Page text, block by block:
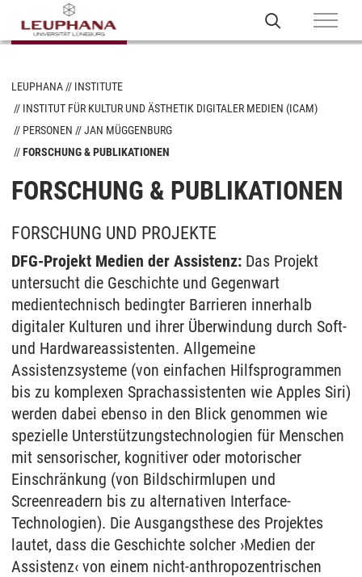
LEUPHANA
INSTITUTE
INSTITUT FÜR KULTUR UND ÄSTHETIK DIGITALER MEDIEN (ICAM)
PERSONEN
JAN MÜGGENBURG
FORSCHUNG & PUBLIKATIONEN
FORSCHUNG & PUBLIKATIONEN
FORSCHUNG UND PROJEKTE
DFG-Projekt Medien der Assistenz: Das Projekt
untersucht die Geschichte und Gegenwart
medientechnisch bedingter Barrieren innerhalb
digitaler Kulturen und ihrer Überwindung durch Soft-
und Hardwareassistenten. Allgemeine
Assistenzsysteme (von einfachen Hilfsprogrammen
bis zu komplexen Sprachassistenten wie Apples Siri)
werden dabei ebenso in den Blick genommen wie
spezielle Unterstützungstechnologien für Menschen
mit sensorischer, kognitiver oder motorischer
Einschränkung (von Bildschirmlupen und
Screenreadern bis zu alternativen Interface-
Technologien). Die Ausgangsthese des Projektes
lautet, dass die Geschichte solcher ›Medien der
Assistenz‹ von einem nicht-anthropozentrischen